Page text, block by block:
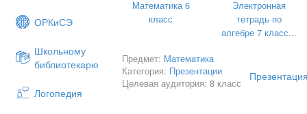
ОРКиСЭ
Школьному
библиотекарю
Логопедия
Углы:
Углы:
- противоположные равны
- соседние в сумме = 180˚
Математика 6
класс
Электронная
тетрадь по
алгебре 7 класс...
Предмет: Математика
Категория: Презентации
Целевая аудитория: 8 класс